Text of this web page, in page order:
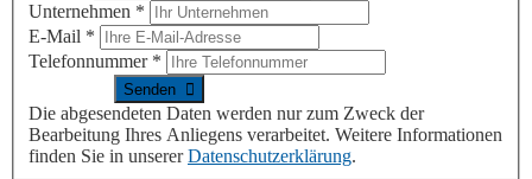
Unternehmen *
E-Mail *
Telefonnummer *
Die abgesendeten Daten werden nur zum Zweck der
Bearbeitung Ihres Anliegens verarbeitet. Weitere Informationen
finden Sie in unsererDatenschutzerklärung.